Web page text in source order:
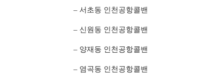
– 서초동 인천공항콜밴
– 신원동 인천공항콜밴
– 양재동 인천공항콜밴
– 염곡동 인천공항콜밴